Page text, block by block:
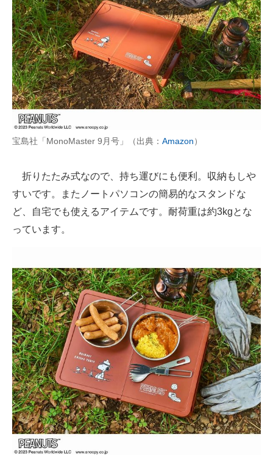
宝島社「MonoMaster 9月号」（出典： Amazon）
折りたたみ式なので、持ち運びにも便利。収納もしや
すいです。またノートパソコンの簡易的なスタンドな
ど、自宅でも使えるアイテムです。耐荷重は約3kgとな
っています。